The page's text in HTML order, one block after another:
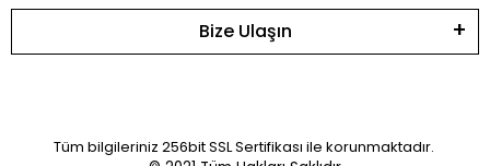
Bize Ulaşın
Tüm bilgileriniz 256bit SSL Sertifikası ile korunmaktadır.